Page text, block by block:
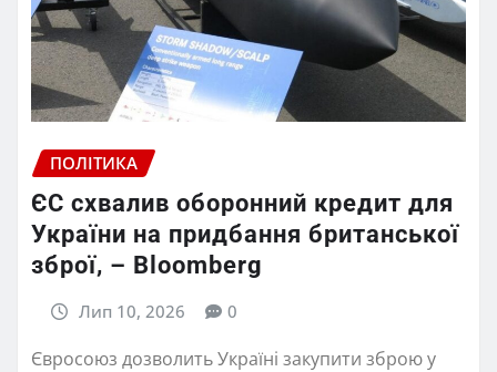
ПОЛІТИКА
ЄС схвалив оборонний кредит для
України на придбання британської
зброї, – Bloomberg
Лип 10, 2026 0
Євросоюз дозволить Україні закупити зброю у